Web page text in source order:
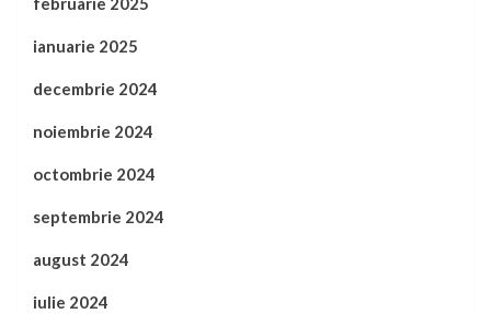
ianuarie 2025
decembrie 2024
noiembrie 2024
octombrie 2024
septembrie 2024
august 2024
iulie 2024